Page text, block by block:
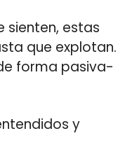
sienten, estas
que explotan.
forma pasiva-
y